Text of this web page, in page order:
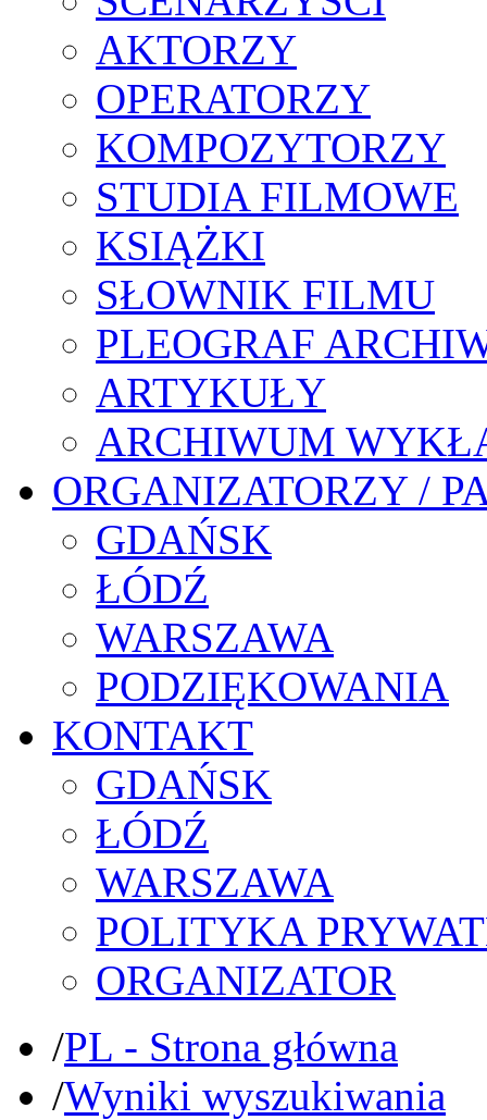
AKTORZY
OPERATORZY
KOMPOZYTORZY
STUDIA FILMOWE
KSIĄŻKI
SŁOWNIK FILMU
PLEOGRAF
ARTYKUŁY
ARCHIWUM
ORGANIZATORZY /
GDAŃSK
ŁÓDŹ
WARSZAWA
PODZIĘKOWANIA
KONTAKT
GDAŃSK
ŁÓDŹ
WARSZAWA
POLITYKA
ORGANIZATOR
/PL - Strona główna
/Wyniki wyszukiwania